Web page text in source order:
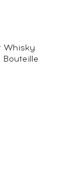
Whisky
Bouteille